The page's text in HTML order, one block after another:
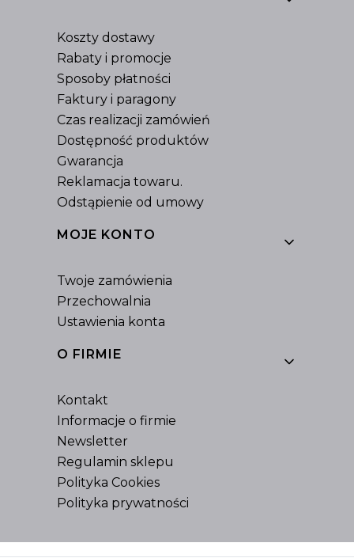
Koszty dostawy
Rabaty i promocje
Sposoby płatności
Faktury i paragony
Czas realizacji zamówień
Dostępność produktów
Gwarancja
Reklamacja towaru.
Odstąpienie od umowy
MOJE KONTO
Twoje zamówienia
Przechowalnia
Ustawienia konta
O FIRMIE
Kontakt
Informacje o firmie
Newsletter
Regulamin sklepu
Polityka Cookies
Polityka prywatności